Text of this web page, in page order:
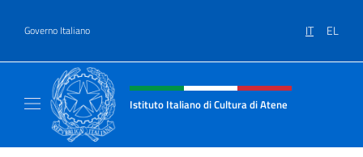
Governo Italiano IT EL
Intestazione sito, social e menù
Istituto Italiano di Cultura di Atene